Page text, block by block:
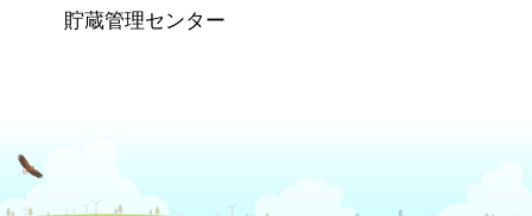
貯蔵管理センター